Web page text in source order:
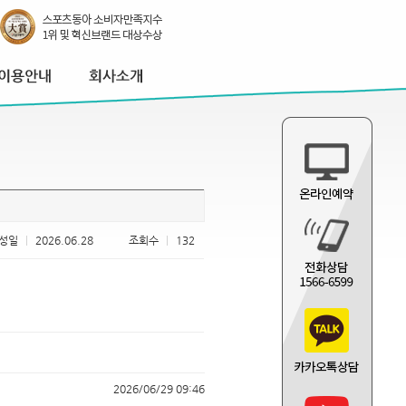
일 2026.06.28 조회수 132
2026/06/29 09:46